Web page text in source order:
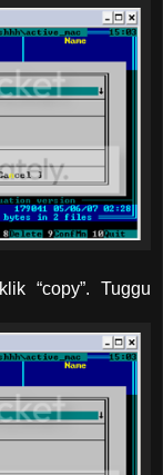
“copy”. Tuggu